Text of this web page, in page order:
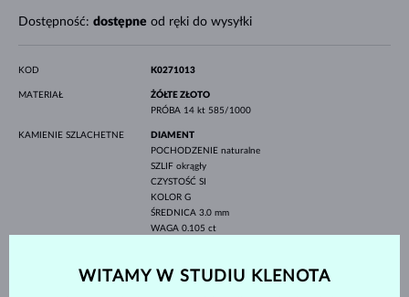
Dostępność: dostępne od ręki do wysyłki
KOD K0271013
MATERIAŁ
ŻÓŁTE ZŁOTO
PRÓBA 14 kt 585/1000
KAMIENIE SZLACHETNE
DIAMENT
POCHODZENIE naturalne
SZLIF okrągły
CZYSTOŚĆ SI
KOLOR G
ŚREDNICA 3.0 mm
WAGA 0.105 ct
SZLIF
okrągły
WITAMY W STUDIU KLENOTA